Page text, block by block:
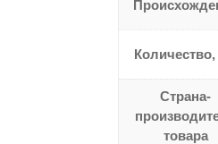
Страна-
товара